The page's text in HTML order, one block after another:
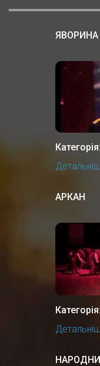
ЯВОРИНА
Категорія:
АРКАН
Категорія: